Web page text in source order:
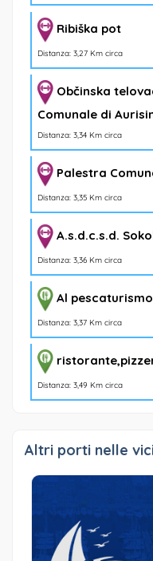
Ribiška pot
Distanza: 3,27 Km circa
Občinska
Comunale di
Distanza: 3,34 Km circa
Palestra
Distanza: 3,35 Km circa
A.s.d.c.s.d.
Distanza: 3,36 Km circa
Al pescaturismo
Distanza: 3,37 Km circa
Distanza: 3,49 Km circa
Altri porti nelle